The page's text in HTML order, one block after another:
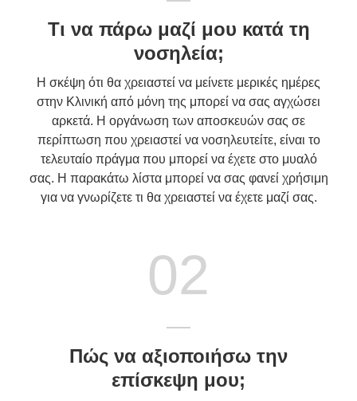
Τι να πάρω μαζί μου κατά τη
νοσηλεία;
Η σκέψη ότι θα χρειαστεί να μείνετε μερικές ημέρες
στην Κλινική από μόνη της μπορεί να σας αγχώσει
αρκετά. Η οργάνωση των αποσκευών σας σε
περίπτωση που χρειαστεί να νοσηλευτείτε, είναι το
τελευταίο πράγμα που μπορεί να έχετε στο μυαλό
σας. Η παρακάτω λίστα μπορεί να σας φανεί χρήσιμη
για να γνωρίζετε τι θα χρειαστεί να έχετε μαζί σας.
02
Πώς να αξιοποιήσω την
επίσκεψη μου;